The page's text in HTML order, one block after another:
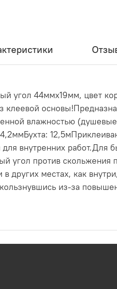
угол 44ммх19мм, цвет
влажностью
внутренних работ.Для
угол против скольжения
других местах, как
из-за